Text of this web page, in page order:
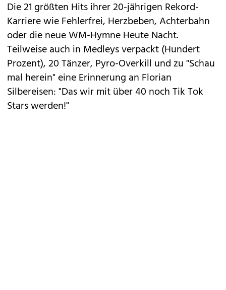
Die 21 größten Hits ihrer 20-jährigen Rekord-
Karriere wie Fehlerfrei, Herzbeben, Achterbahn
oder die neue WM-Hymne Heute Nacht.
Teilweise auch in Medleys verpackt (Hundert
Prozent), 20 Tänzer, Pyro-Overkill und zu "Schau
mal herein" eine Erinnerung an Florian
Silbereisen: "Das wir mit über 40 noch Tik Tok
Stars werden!"